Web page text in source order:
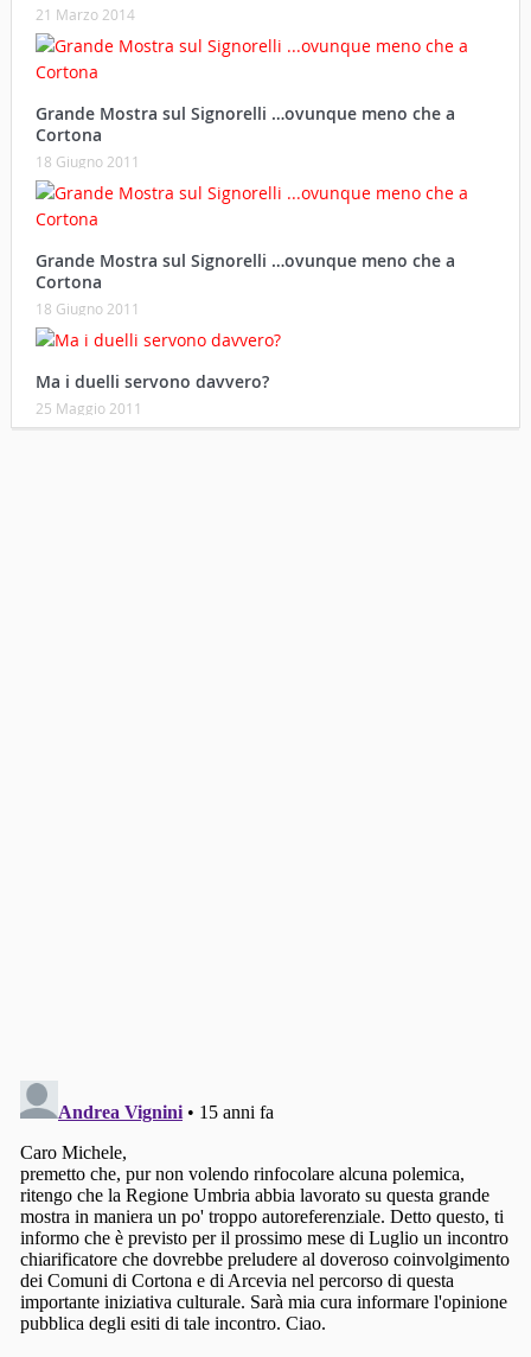
21 Marzo 2014
Grande Mostra sul Signorelli …ovunque meno che a
Cortona
18 Giugno 2011
Grande Mostra sul Signorelli …ovunque meno che a
Cortona
18 Giugno 2011
Ma i duelli servono davvero?
25 Maggio 2011